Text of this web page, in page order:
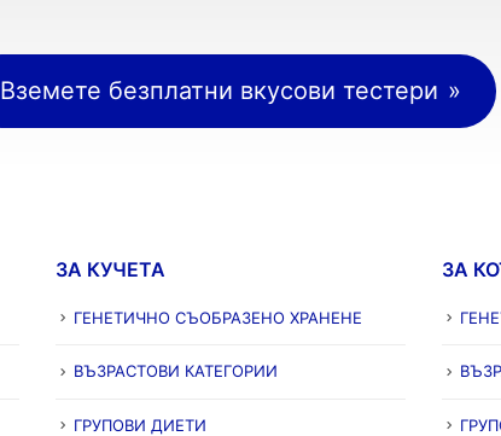
Вземете безплатни вкусови тестери
ЗА КУЧЕТА
ГЕНЕТИЧНО СЪОБРАЗЕНО ХРАНЕНЕ
ВЪЗРАСТОВИ КАТЕГОРИИ
ГРУПОВИ ДИЕТИ
ЗА